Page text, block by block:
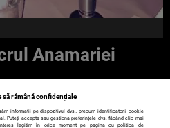
Anamariei
să rămână confidențiale
informații pe dispozitivul dvs., precum identificatorii cookie
Puteți accepta sau gestiona preferințele dvs. făcând clic mai
legitim în orice moment pe pagina cu politica de